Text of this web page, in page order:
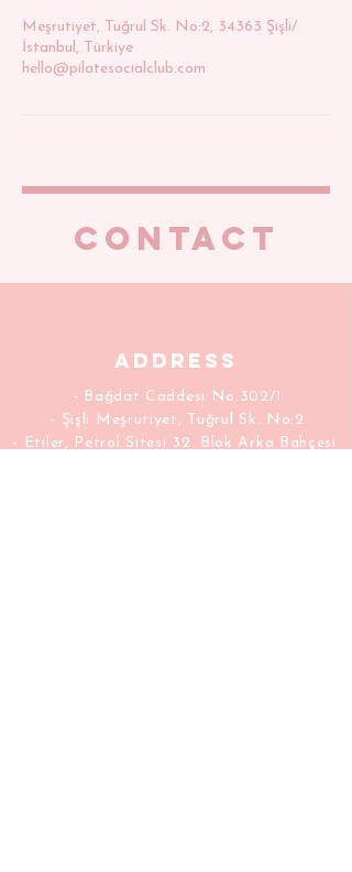
Meşrutiyet, Tuğrul Sk. No:2, 34363 Şişli/
İstanbul, Türkiye
hello@pilatesocialclub.com
CONTACT
Address
- Bağdat Caddesi No:302/1
- Şişli Meşrutiyet, Tuğrul Sk. No:2
- Etiler, Petrol Sitesi 32. Blok Arka Bahçesi